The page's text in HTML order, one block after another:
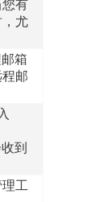
有
尤
箱
邮
到
工